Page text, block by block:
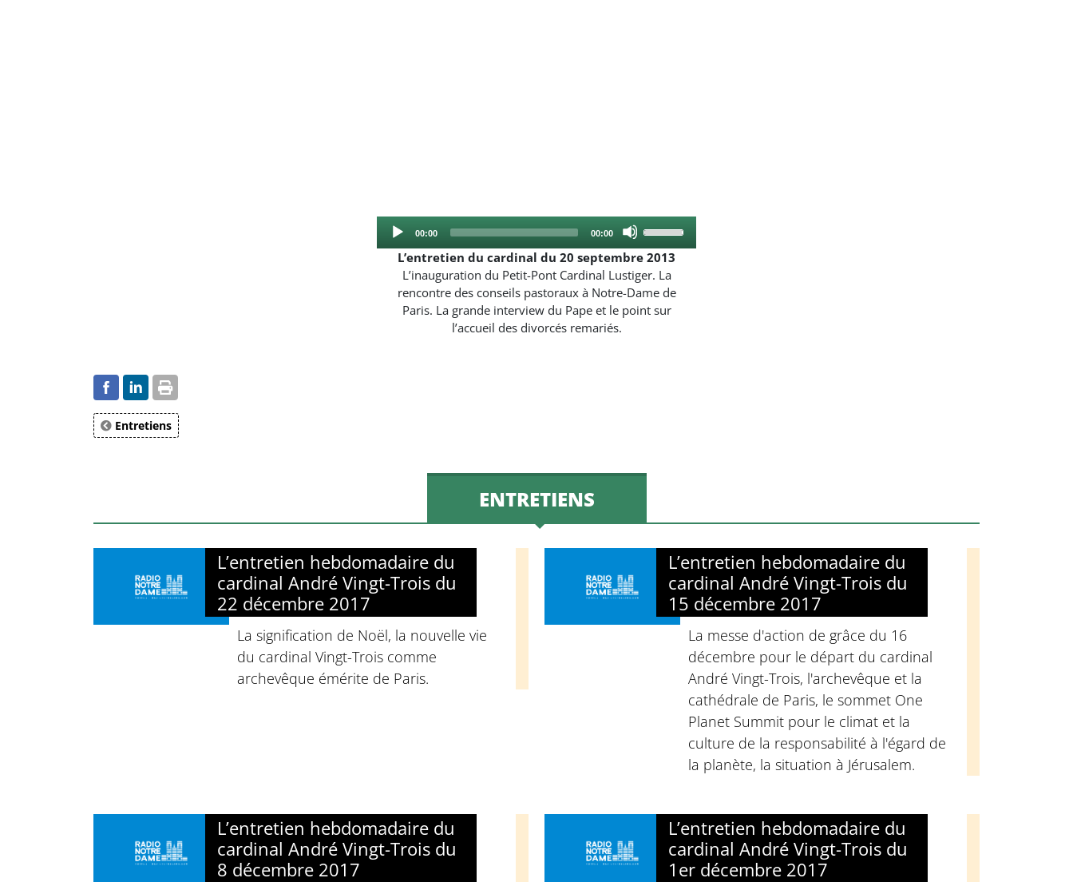
Audio
Current
00:00
Total
00:00
Arrow
keys
to
increase
L’entretien du cardinal du 20 septembre 2013
L’inauguration du Petit-Pont Cardinal Lustiger. La
rencontre des conseils pastoraux à Notre-Dame de
Paris. La grande interview du Pape et le point sur
l’accueil des divorcés remariés.
Entretiens
ENTRETIENS
L’entretien hebdomadaire du
cardinal André Vingt-Trois du
22 décembre 2017
La signification de Noël, la nouvelle vie
du cardinal Vingt-Trois comme
archevêque émérite de Paris.
L’entretien hebdomadaire du
cardinal André Vingt-Trois du
15 décembre 2017
La messe d'action de grâce du 16
décembre pour le départ du cardinal
André Vingt-Trois, l'archevêque et la
cathédrale de Paris, le sommet One
Planet Summit pour le climat et la
culture de la responsabilité à l'égard de
la planète, la situation à Jérusalem.
L’entretien hebdomadaire du
cardinal André Vingt-Trois du
8 décembre 2017
L’entretien hebdomadaire du
cardinal André Vingt-Trois du
1er décembre 2017